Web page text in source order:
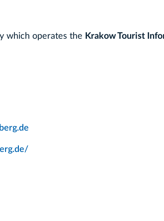
which operates the Krakow Tourist